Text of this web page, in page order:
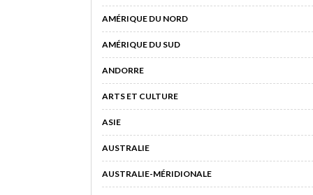
AMÉRIQUE DU NORD
AMÉRIQUE DU SUD
ANDORRE
ARTS ET CULTURE
ASIE
AUSTRALIE
AUSTRALIE-MÉRIDIONALE